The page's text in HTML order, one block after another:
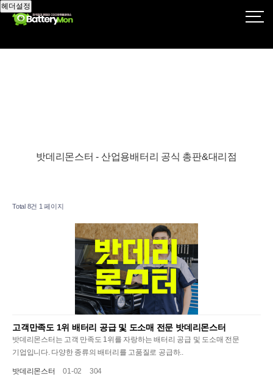
헤더설정
밧데리몬스터 - 산업용배터리 공식 총판&대리점
Total 8건 1 페이지
고객만족도 1위 배터리 공급 및 도소매 전문 밧데리몬스터
밧데리몬스터는 고객 만족도 1위를 자랑하는 배터리 공급 및 도소매 전문
기업입니다. 다양한 종류의 배터리를 고품질로 공급하..
밧데리몬스터 01-02 304